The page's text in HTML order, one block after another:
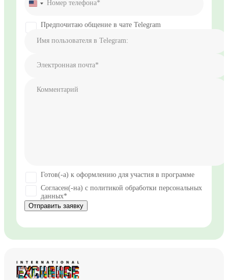
United
+1
Номер телефона*
Предпочитаю общение в чате Telegram
Имя пользователя в Telegram:
Электронная почта*
Комментарий
Готов(-а) к оформлению для участия в программе
Согласен(-на) с политикой обработки персональных
данных*
Отправить заявку